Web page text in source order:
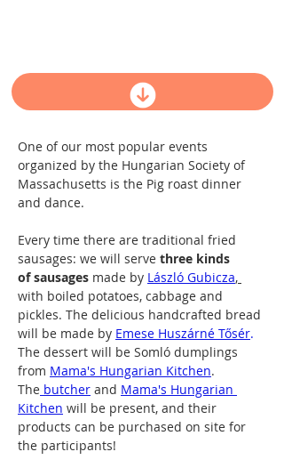
Jegyvásárlás / Tickets
One of our most popular events
organized by the Hungarian Society of
Massachusetts is the Pig roast dinner
and dance.
Every time there are traditional fried
sausages: we will serve three kinds
of sausages made by László Gubicza,
with boiled potatoes, cabbage and
pickles. The delicious handcrafted bread
will be made by Emese Huszárné Tősér.
The dessert will be Somló dumplings
from Mama's Hungarian Kitchen.
The butcher and Mama's Hungarian
Kitchen will be present, and their
products can be purchased on site for
the participants!